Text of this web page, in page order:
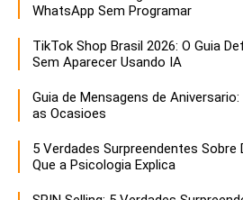
WhatsApp Sem Programar
TikTok Shop Brasil 2026: O Guia
Sem Aparecer Usando IA
Guia de Mensagens de
as Ocasioes
5 Verdades Surpreendentes Sobre
Que a Psicologia Explica